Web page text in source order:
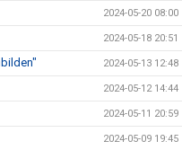
2024-05-20 08:00
2024-05-18 20:51
2024-05-13 12:48
2024-05-12 14:44
2024-05-11 20:59
2024-05-09 19:45